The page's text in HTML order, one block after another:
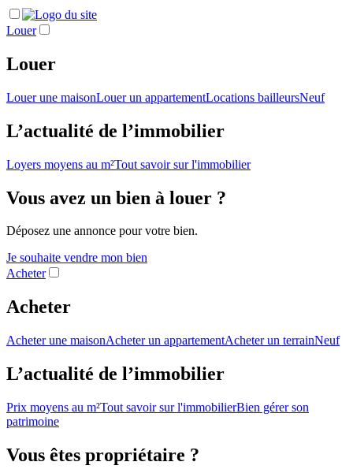
Louer
Louer
Louer une maisonLouer un appartementLocations bailleursNeuf
L’actualité de l’immobilier
Loyers moyens au m²Tout savoir sur l'immobilier
Vous avez un bien à louer ?
Déposez une annonce pour votre bien.
Je souhaite vendre mon bien
Acheter
Acheter
Acheter une maisonAcheter un appartementAcheter un terrainNeuf
L’actualité de l’immobilier
Prix moyens au m²Tout savoir sur l'immobilierBien gérer son
patrimoine
Vous êtes propriétaire ?